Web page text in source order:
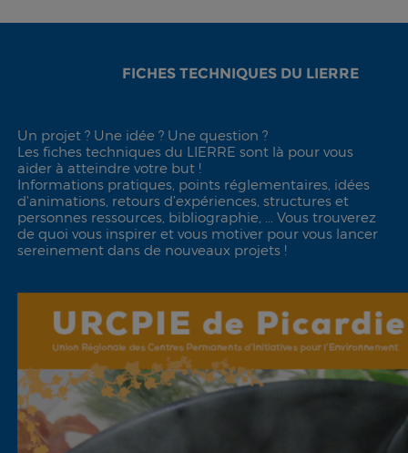
FICHES TECHNIQUES DU LIERRE
Un projet ? Une idée ? Une question ?
Les fiches techniques du LIERRE sont là pour vous
aider à atteindre votre but !
Informations pratiques, points réglementaires, idées
d'animations, retours d’expériences, structures et
personnes ressources, bibliographie, ... Vous trouverez
de quoi vous inspirer et vous motiver pour vous lancer
sereinement dans de nouveaux projets !